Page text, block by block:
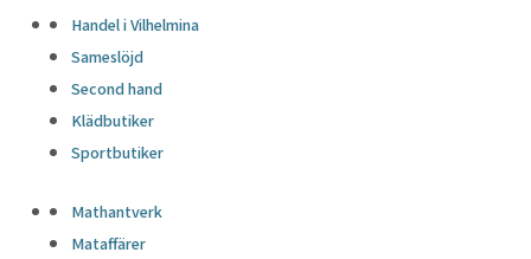
Handel i Vilhelmina
Sameslöjd
Second hand
Klädbutiker
Sportbutiker
Mathantverk
Mataffärer